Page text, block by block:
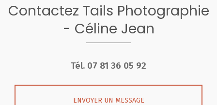
Contactez Tails Photographie
- Céline Jean
Tél. 07 81 36 05 92
ENVOYER UN MESSAGE